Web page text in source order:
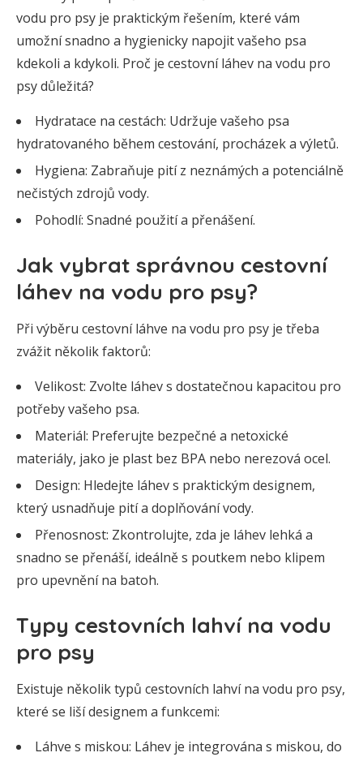
vodu pro psy je praktickým řešením, které vám
umožní snadno a hygienicky napojit vašeho psa
kdekoli a kdykoli. Proč je cestovní láhev na vodu pro
psy důležitá?
Hydratace na cestách: Udržuje vašeho psa
hydratovaného během cestování, procházek a výletů.
Hygiena: Zabraňuje pití z neznámých a potenciálně
nečistých zdrojů vody.
Pohodlí: Snadné použití a přenášení.
Jak vybrat správnou cestovní
láhev na vodu pro psy?
Při výběru cestovní láhve na vodu pro psy je třeba
zvážit několik faktorů:
Velikost: Zvolte láhev s dostatečnou kapacitou pro
potřeby vašeho psa.
Materiál: Preferujte bezpečné a netoxické
materiály, jako je plast bez BPA nebo nerezová ocel.
Design: Hledejte láhev s praktickým designem,
který usnadňuje pití a doplňování vody.
Přenosnost: Zkontrolujte, zda je láhev lehká a
snadno se přenáší, ideálně s poutkem nebo klipem
pro upevnění na batoh.
Typy cestovních lahví na vodu
pro psy
Existuje několik typů cestovních lahví na vodu pro psy,
které se liší designem a funkcemi:
Láhve s miskou: Láhev je integrována s miskou, do